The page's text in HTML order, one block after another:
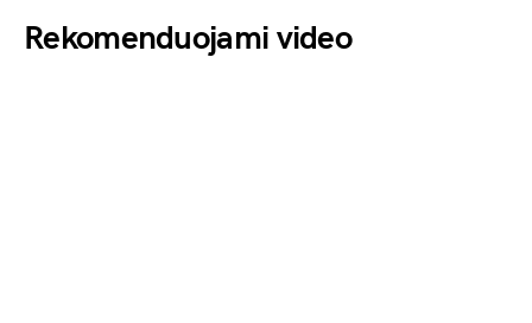
Rekomenduojami video